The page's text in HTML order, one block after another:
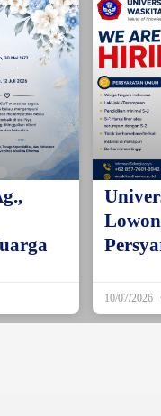
10/07/2026